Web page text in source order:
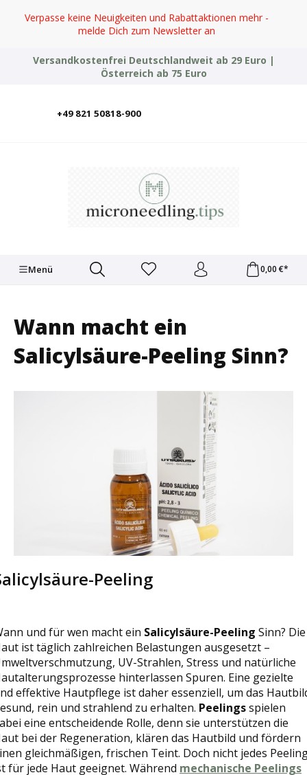
Zum Hauptinhalt springen
Verpasse keine Neuigkeiten und Rabattaktionen mehr -
melde Dich zum Newsletter an
Versandkostenfrei Deutschlandweit ab 29 Euro |
Österreich ab 75 Euro
+49 821 50818-900
Menü 0,00 €*
Wann macht ein
Salicylsäure-Peeling Sinn?
Peeling
und für wen macht ein Salicylsäure-Peeling Sinn? Die
ist täglich zahlreichen Belastungen ausgesetzt –
UV-Strahlen, Stress und natürliche
hinterlassen Spuren. Eine gezielte
effektive Hautpflege ist daher essenziell, um das
rein und strahlend zu erhalten. Peelingsspielen
eine entscheidende Rolle, denn sie unterstützen die
bei der Regeneration, klären das Hautbild und fördern
gleichmäßigen, frischen Teint. Doch nicht jedes
für jede Haut geeignet. Während mechanische Peelings